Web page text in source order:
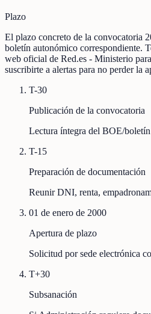
Plazo
El plazo concreto de la convocatoria
boletín autonómico correspondiente.
web oficial de Red.es - Ministerio
suscribirte a alertas para no perder la
T-30
Publicación de la convocatoria
Lectura íntegra del BOE/
T-15
Preparación de documentación
Reunir DNI, renta,
01 de enero de 2000
Apertura de plazo
Solicitud por sede electrónica
T+30
Subsanación